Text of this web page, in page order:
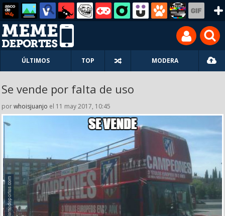
ÚLTIMOS TOP MODERA
Se vende por falta de uso
porwhoisjuanjo el 11 may 2017, 10:45